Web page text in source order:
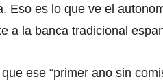
Eso es lo que ve el
a la banca tradicional
ese “primer ano sin